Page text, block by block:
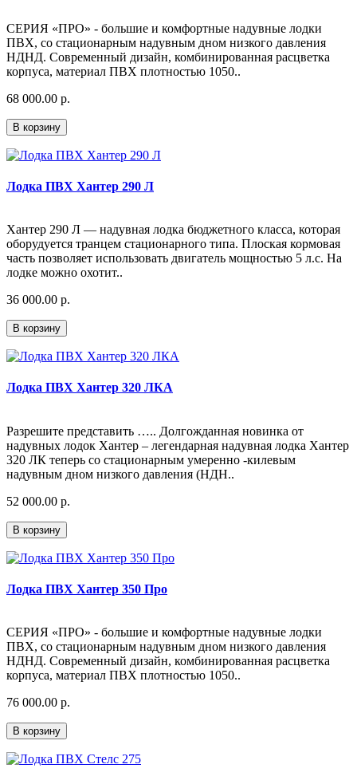
СЕРИЯ «ПРО» - большие и комфортные надувные лодки
ПВХ, со стационарным надувным дном низкого давления
НДНД. Современный дизайн, комбинированная расцветка
корпуса, материал ПВХ плотностью 1050..
68 000.00 р.
В корзину
Лодка ПВХ Хантер 290 Л
Хантер 290 Л — надувная лодка бюджетного класса, которая
оборудуется транцем стационарного типа. Плоская кормовая
часть позволяет использовать двигатель мощностью 5 л.с. На
лодке можно охотит..
36 000.00 р.
В корзину
Лодка ПВХ Хантер 320 ЛКА
Разрешите представить ….. Долгожданная новинка от
надувных лодок Хантер – легендарная надувная лодка Хантер
320 ЛК теперь со стационарным умеренно -килевым
надувным дном низкого давления (НДН..
52 000.00 р.
В корзину
Лодка ПВХ Хантер 350 Про
СЕРИЯ «ПРО» - большие и комфортные надувные лодки
ПВХ, со стационарным надувным дном низкого давления
НДНД. Современный дизайн, комбинированная расцветка
корпуса, материал ПВХ плотностью 1050..
76 000.00 р.
В корзину